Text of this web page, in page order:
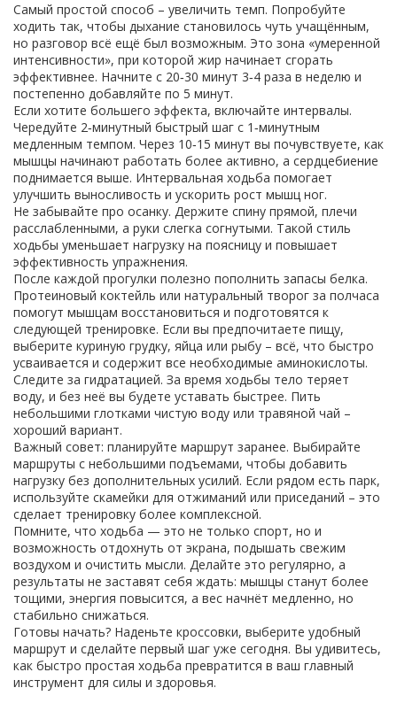
Самый простой способ – увеличить темп. Попробуйте
ходить так, чтобы дыхание становилось чуть учащённым,
но разговор всё ещё был возможным. Это зона «умеренной
интенсивности», при которой жир начинает сгорать
эффективнее. Начните с 20‑30 минут 3‑4 раза в неделю и
постепенно добавляйте по 5 минут.
Если хотите большего эффекта, включайте интервалы.
Чередуйте 2‑минутный быстрый шаг с 1‑минутным
медленным темпом. Через 10‑15 минут вы почувствуете, как
мышцы начинают работать более активно, а сердцебиение
поднимается выше. Интервальная ходьба помогает
улучшить выносливость и ускорить рост мышц ног.
Не забывайте про осанку. Держите спину прямой, плечи
расслабленными, а руки слегка согнутыми. Такой стиль
ходьбы уменьшает нагрузку на поясницу и повышает
эффективность упражнения.
После каждой прогулки полезно пополнить запасы белка.
Протеиновый коктейль или натуральный творог за полчаса
помогут мышцам восстановиться и подготовятся к
следующей тренировке. Если вы предпочитаете пищу,
выберите куриную грудку, яйца или рыбу – всё, что быстро
усваивается и содержит все необходимые аминокислоты.
Следите за гидратацией. За время ходьбы тело теряет
воду, и без неё вы будете уставать быстрее. Пить
небольшими глотками чистую воду или травяной чай –
хороший вариант.
Важный совет: планируйте маршрут заранее. Выбирайте
маршруты с небольшими подъемами, чтобы добавить
нагрузку без дополнительных усилий. Если рядом есть парк,
используйте скамейки для отжиманий или приседаний – это
сделает тренировку более комплексной.
Помните, что ходьба — это не только спорт, но и
возможность отдохнуть от экрана, подышать свежим
воздухом и очистить мысли. Делайте это регулярно, а
результаты не заставят себя ждать: мышцы станут более
тощими, энергия повысится, а вес начнёт медленно, но
стабильно снижаться.
Готовы начать? Наденьте кроссовки, выберите удобный
маршрут и сделайте первый шаг уже сегодня. Вы удивитесь,
как быстро простая ходьба превратится в ваш главный
инструмент для силы и здоровья.